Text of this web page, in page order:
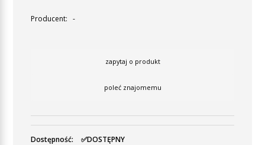
Producent: -
zapytaj o produkt
poleć znajomemu
Dostępność:
✅DOSTĘPNY